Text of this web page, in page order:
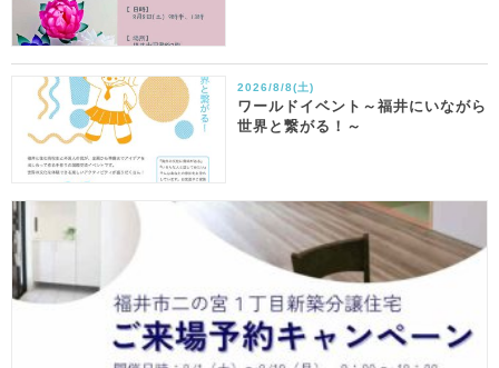
2026/8/8(土)
ワールドイベント～福井にいながら
世界と繋がる！～